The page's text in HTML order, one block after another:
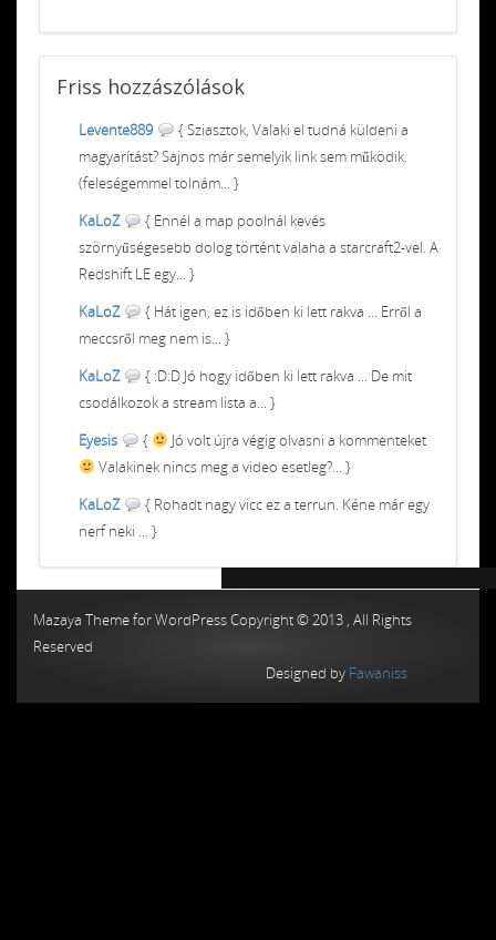
Friss hozzászólások
Levente889
{ Sziasztok, Valaki el tudná küldeni a
magyarítást? Sajnos már semelyik link sem működik.
(feleségemmel tolnám... }
KaLoZ
{ Ennél a map poolnál kevés
szörnyűségesebb dolog történt valaha a starcraft2-vel. A
Redshift LE egy... }
KaLoZ
{ Hát igen, ez is időben ki lett rakva ... Erről a
meccsről meg nem is... }
KaLoZ
{ :D:D Jó hogy időben ki lett rakva ... De mit
csodálkozok a stream lista a... }
Eyesis
{
Jó volt újra végig olvasni a kommenteket
Valakinek nincs meg a video esetleg?... }
KaLoZ
{ Rohadt nagy vicc ez a terrun. Kéne már egy
nerf neki ... }
Mazaya Theme for WordPress Copyright © 2013 , All Rights
Reserved
Designed by Fawaniss